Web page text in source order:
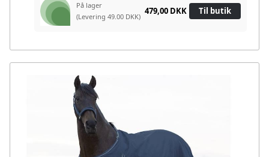
På lager
(Levering 49.00 DKK)
479,00 DKK Til butik